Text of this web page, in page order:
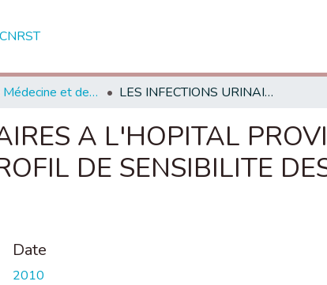
CNRST
Faculté de Médecine et de Pharmacie - Rabat LES INFECTIONS URINAIRES A L'HOPITAL PROVINCIAL DE TETOUAN : EPIDEMIOLOGIE ET PROFIL DE SENSIBILITE DES BACTERIES AUX ANTIBIOTIQUES
A L'HOPITAL
DE SENSIBILITE
Date
2010